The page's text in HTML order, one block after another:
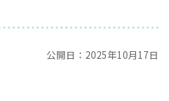
公開日：2025年10月17日